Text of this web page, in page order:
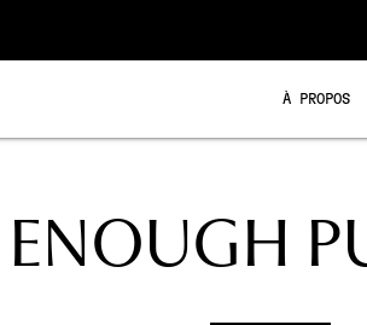
À PROPOS